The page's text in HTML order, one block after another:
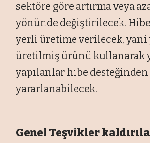
sektöre göre artırma veya
yönünde değiştirilecek.
yerli üretime verilecek, yani
üretilmiş ürünü kullanarak
yapılanlar hibe desteğinden
yararlanabilecek.
Genel Teşvikler